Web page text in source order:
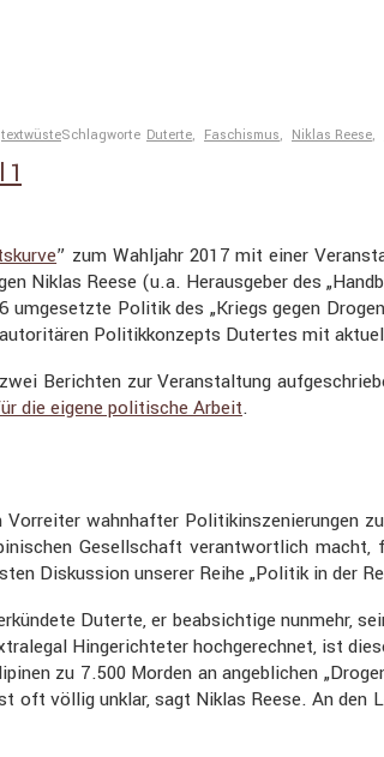
textwüsteSchlagworte Duterte, Faschismus, Niklas Reese,
” zum Wahljahr 2017 mit einer
Niklas Reese (u.a. Heraus­geber des
Politik des „Kriegs gegen
Politik­kon­zepts Dutertes mit
Berichten zur Veran­stal­tung
die eigene politi­sche Arbeit.
wahnhafter Politik­in­sze­nie­rungen
Gesell­schaft verant­wort­lich
Diskus­sion unserer Reihe „Politik in der
Duterte, er beabsich­tige nunmehr,
Hinge­rich­teter hochge­rechnet, ist
zu 7.500 Morden an angeb­li­chen
völlig unklar, sagt Niklas Reese. An den